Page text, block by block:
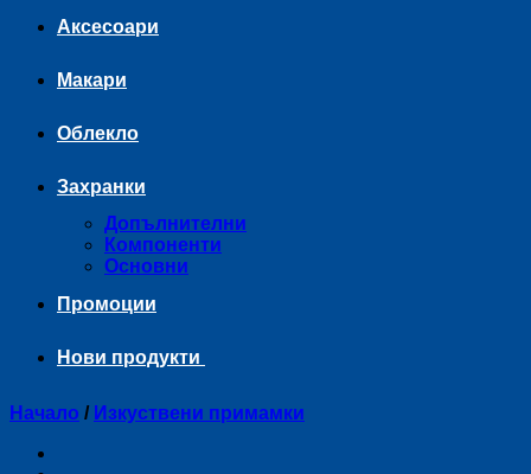
Аксесоари
Макари
Облекло
Захранки
Допълнителни
Компоненти
Основни
Промоции
Нови продукти
Начало / Изкуствени примамки